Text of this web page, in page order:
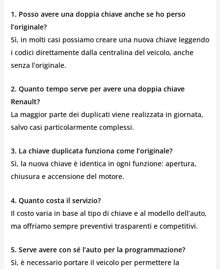
1. Posso avere una doppia chiave anche se ho perso
l’originale?
Sì, in molti casi possiamo creare una nuova chiave leggendo
i codici direttamente dalla centralina del veicolo, anche
senza l’originale.
2. Quanto tempo serve per avere una doppia chiave
Renault?
La maggior parte dei duplicati viene realizzata in giornata,
salvo casi particolarmente complessi.
3. La chiave duplicata funziona come l’originale?
Sì, la nuova chiave è identica in ogni funzione: apertura,
chiusura e accensione del motore.
4. Quanto costa il servizio?
Il costo varia in base al tipo di chiave e al modello dell’auto,
ma offriamo sempre preventivi trasparenti e competitivi.
5. Serve avere con sé l’auto per la programmazione?
Sì, è necessario portare il veicolo per permettere la